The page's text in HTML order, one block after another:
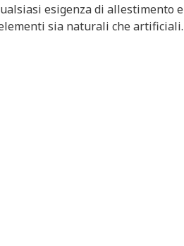
esigenza di allestimento e
sia naturali che artificiali.